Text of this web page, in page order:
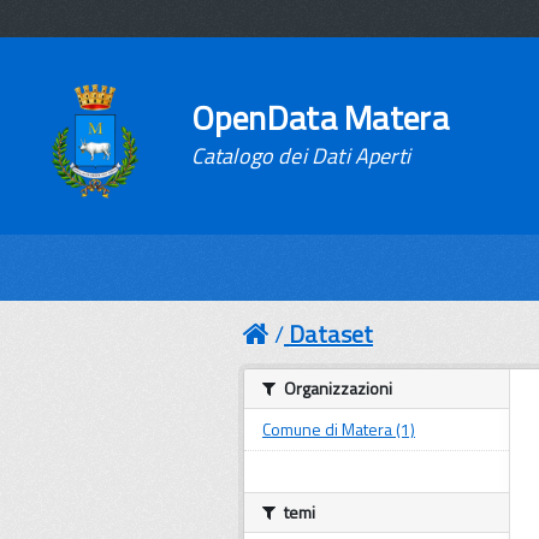
OpenData Matera
Catalogo dei Dati Aperti
Dataset
Organizzazioni
Comune di Matera (1)
temi